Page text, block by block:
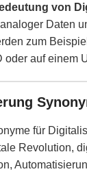
von
Daten
zum
oder auf einem
für
Revolution,